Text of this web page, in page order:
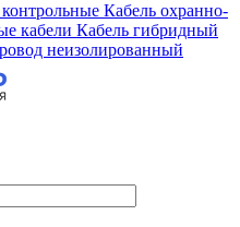
Кабель охранно-
кабели Кабель гибридный
неизолированный